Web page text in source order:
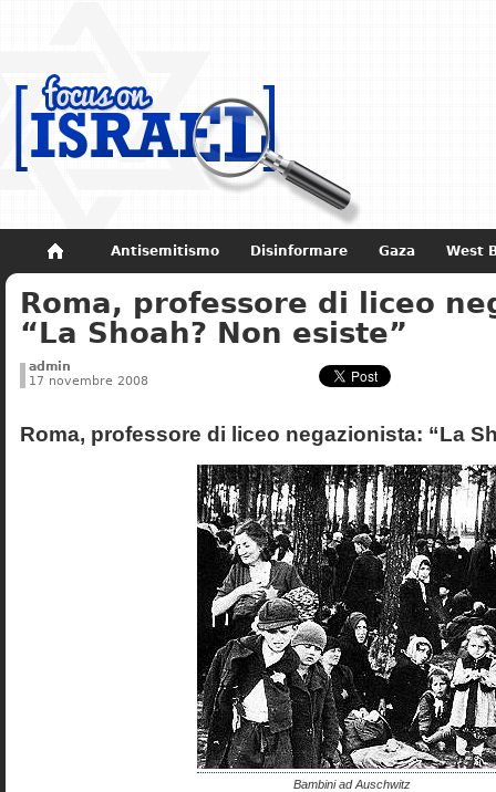
Antisemitismo Disinformare Gaza West
Non dimenticare Storia di Israele
Roma, professore di liceo
“La Shoah? Non esiste”
admin
17 novembre 2008
Roma, professore di liceo negazionista: “La
Bambini ad Auschwitz